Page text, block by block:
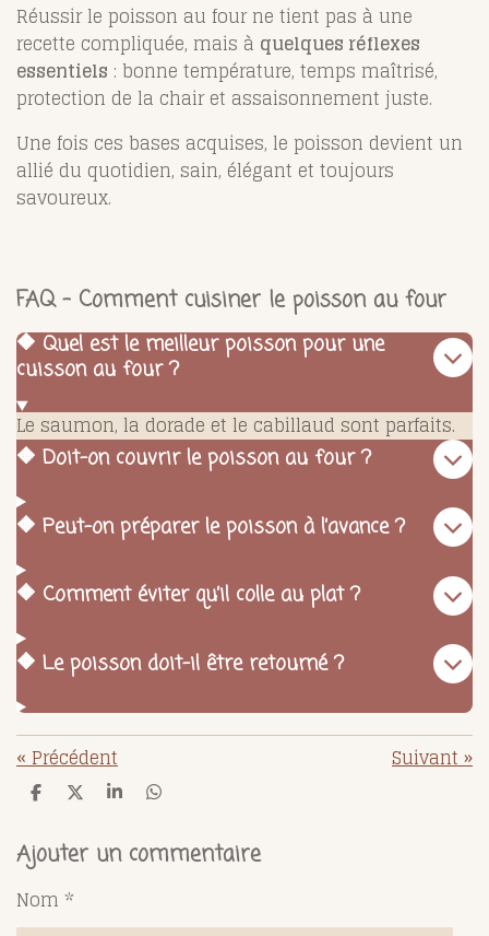
Réussir le poisson au four ne tient pas à une
recette compliquée, mais à quelques réflexes
essentiels : bonne température, temps maîtrisé,
protection de la chair et assaisonnement juste.
Une fois ces bases acquises, le poisson devient un
allié du quotidien, sain, élégant et toujours
savoureux.
FAQ – Comment cuisiner le poisson au four
🔶 Quel est le meilleur poisson pour une
cuisson au four ?
Le saumon, la dorade et le cabillaud sont parfaits.
🔶 Doit-on couvrir le poisson au four ?
🔶 Peut-on préparer le poisson à l’avance ?
🔶 Comment éviter qu’il colle au plat ?
🔶 Le poisson doit-il être retourné ?
«Précédent Suivant»
P
t
a
e
r
P
t
a
r
P
t
a
r
P
t
a
r
Ajouter un commentaire
Nom *